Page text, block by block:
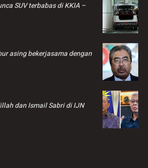
SUV terbabas di KKIA –
asing bekerjasama dengan
dan Ismail Sabri di IJN